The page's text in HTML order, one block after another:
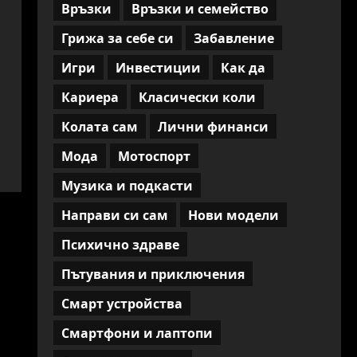
Връзки
Връзки и семейство
Грижа за себе си
Забавление
Игри
Инвестиции
Как да
Кариера
Класически коли
Колата сам
Лични финанси
Мода
Мотоспорт
Музика и подкасти
Направи си сам
Нови модели
Психично здраве
Пътувания и приключения
Смарт устройства
Смартфони и лаптопи